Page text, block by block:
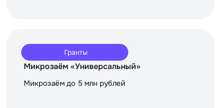
Гранты
Микрозаём «Универсальный»
Микрозаём до 5 млн рублей